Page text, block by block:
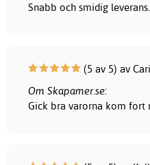
Snabb och smidig
(5 av 5) av
Om Skapamer.se:
Gick bra varorna kom fort